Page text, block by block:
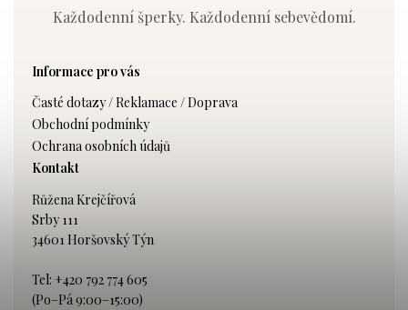
Každodenní šperky. Každodenní sebevědomí.
Informace pro vás
Časté dotazy / Reklamace / Doprava
Obchodní podmínky
Ochrana osobních údajů
Kontakt
Růžena Krejčířová
Srby 111
34601 Horšovský Týn
Tel: +420 792 774 605
(Po–Pá 9:00–15:00)